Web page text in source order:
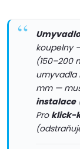
í
p
koupelny
(150–200
umyvadla
mm —
instalace
Pro klick-